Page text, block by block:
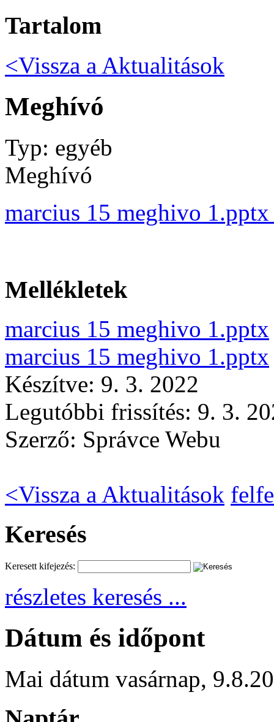
Tartalom
<Vissza a Aktualitások
Meghívó
Typ: egyéb
Meghívó
marcius 15 meghivo
Mellékletek
marcius 15 meghivo 1.pptx
marcius 15 meghivo 1.pptx
Készítve: 9. 3. 2022
Legutóbbi frissítés: 9. 3.
Szerző: Správce Webu
<Vissza a Aktualitások
Keresés
Keresett kifejezés:
részletes keresés ...
Dátum és időpont
Mai dátum vasárnap,